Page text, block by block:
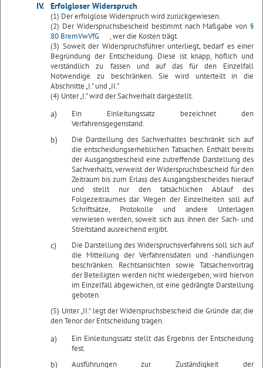
IV. Erfolgloser Widerspruch
(1) Der erfolglose Widerspruch wird zurückgewiesen.
(2) Der Widerspruchsbescheid bestimmt nach Maßgabe von §
80 BremVwVfG
, wer die Kosten trägt.
(3) Soweit der Widerspruchsführer unterliegt, bedarf es einer
Begründung der Entscheidung. Diese ist knapp, höflich und
verständlich zu fassen und auf das für den Einzelfall
Notwendige zu beschränken. Sie wird unterteilt in die
Abschnitte „I." und „II."
(4) Unter „I." wird der Sachverhalt dargestellt.
a)
Ein Einleitungssatz bezeichnet den
Verfahrensgegenstand.
b)
Die Darstellung des Sachverhaltes beschränkt sich auf
die entscheidungserheblichen Tatsachen. Enthält bereits
der Ausgangsbescheid eine zutreffende Darstellung des
Sachverhalts, verweist der Widerspruchsbescheid für den
Zeitraum bis zum Erlass des Ausgangsbescheides hierauf
und stellt nur den tatsächlichen Ablauf des
Folgezeitraumes dar. Wegen der Einzelheiten soll auf
Schriftsätze, Protokolle und andere Unterlagen
verwiesen werden, soweit sich aus ihnen der Sach- und
Streitstand ausreichend ergibt.
c)
Die Darstellung des Widerspruchsverfahrens soll sich auf
die Mitteilung der Verfahrensdaten und -handlungen
beschränken. Rechtsansichten sowie Tatsachenvortrag
der Beteiligten werden nicht wiedergeben; wird hiervon
im Einzelfall abgewichen, ist eine gedrängte Darstellung
geboten.
(5) Unter „II.“ legt der Widerspruchsbescheid die Gründe dar, die
den Tenor der Entscheidung tragen.
a)
Ein Einleitungssatz stellt das Ergebnis der Entscheidung
fest.
b)
Ausführungen zur Zuständigkeit der